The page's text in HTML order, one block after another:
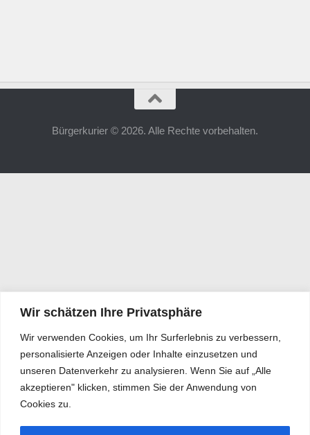
Wir schätzen Ihre Privatsphäre
Wir verwenden Cookies, um Ihr Surferlebnis zu verbessern,
personalisierte Anzeigen oder Inhalte einzusetzen und
unseren Datenverkehr zu analysieren. Wenn Sie auf „Alle
akzeptieren" klicken, stimmen Sie der Anwendung von
Cookies zu.
Bürgerkurier © 2026. Alle Rechte vorbehalten.